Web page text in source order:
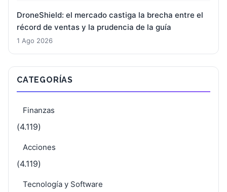
DroneShield: el mercado castiga la brecha entre el
récord de ventas y la prudencia de la guía
1 Ago 2026
CATEGORÍAS
Finanzas
(4.119)
Acciones
(4.119)
Tecnología y Software